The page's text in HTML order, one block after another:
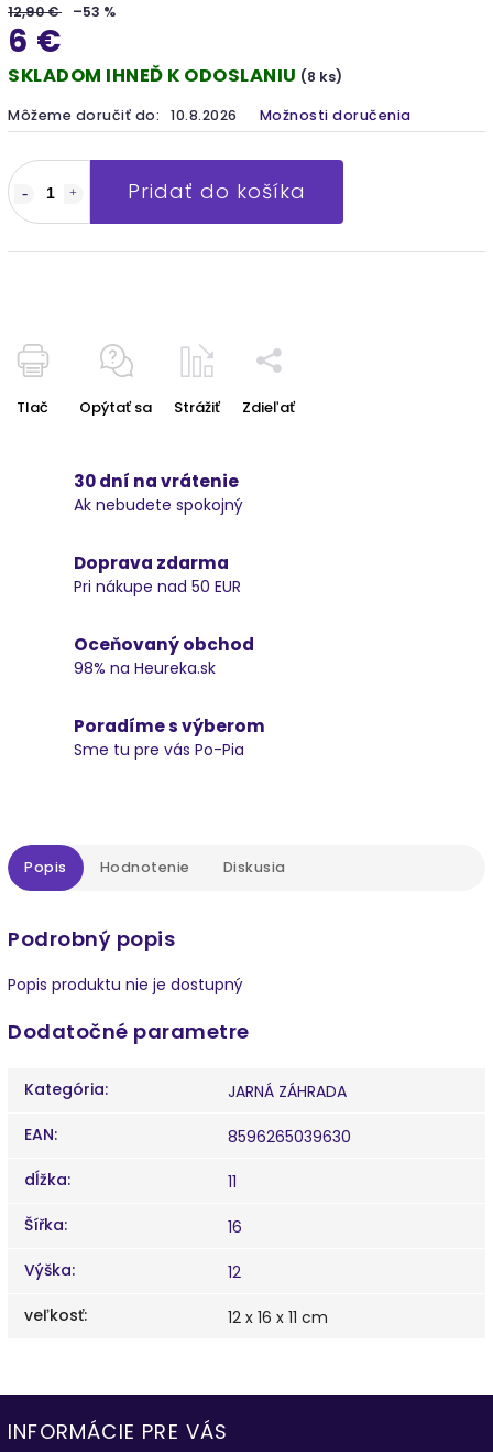
12,90 € –53 %
6 €
SKLADOM IHNEĎ K ODOSLANIU (8 ks)
Môžeme doručiť do: 10.8.2026 Možnosti doručenia
Pridať do košíka
Tlač Opýtať sa Strážiť Zdieľať
30 dní na vrátenie
Ak nebudete spokojný
Doprava zdarma
Pri nákupe nad 50 EUR
Oceňovaný obchod
98% na Heureka.sk
Poradíme s výberom
Sme tu pre vás Po-Pia
Popis Hodnotenie Diskusia
Podrobný popis
Popis produktu nie je dostupný
Dodatočné parametre
Kategória:
JARNÁ ZÁHRADA
EAN:
8596265039630
dĺžka:
11
Šířka:
16
Výška:
12
veľkosť: 12 x 16 x 11 cm
INFORMÁCIE PRE VÁS